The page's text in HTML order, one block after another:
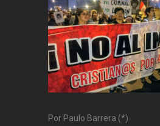
Por Paulo Barrera (*)